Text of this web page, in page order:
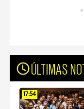
ÚLTIMAS
17:54